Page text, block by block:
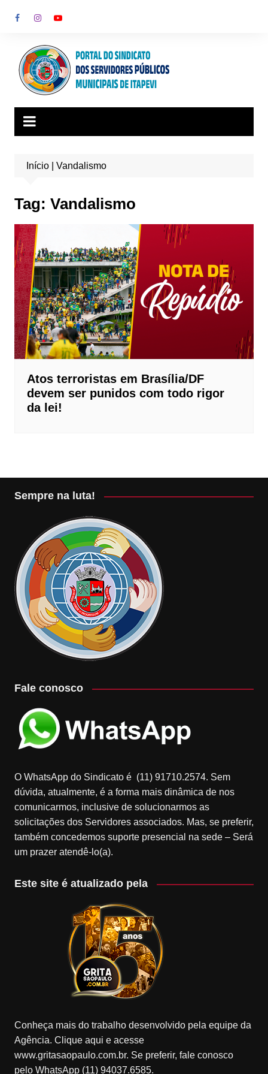
para
conteúdo
Início| Vandalismo
Tag: Vandalismo
Atos terroristas em Brasília/DF
devem ser punidos com todo rigor
da lei!
Sempre na luta!
Fale conosco
O WhatsApp do Sindicato é (11) 91710.2574. Sem
dúvida, atualmente, é a forma mais dinâmica de nos
comunicarmos, inclusive de solucionarmos as
solicitações dos Servidores associados. Mas, se preferir,
também concedemos suporte presencial na sede – Será
um prazer atendê-lo(a).
Este site é atualizado pela
Conheça mais do trabalho desenvolvido pela equipe da
Agência. Clique aqui e acesse
www.gritasaopaulo.com.br. Se preferir, fale conosco
pelo WhatsApp (11) 94037.6585.